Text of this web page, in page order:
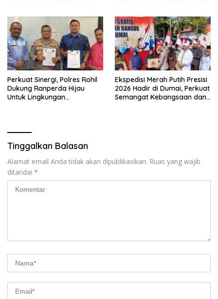
Perkuat Sinergi, Polres Rohil
Dukung Ranperda Hijau
Untuk Lingkungan
Ekspedisi Merah Putih Presisi
2026 Hadir di Dumai, Perkuat
Semangat Kebangsaan dan
Tinggalkan Balasan
Alamat email Anda tidak akan dipublikasikan. Ruas yang wajib
ditandai *